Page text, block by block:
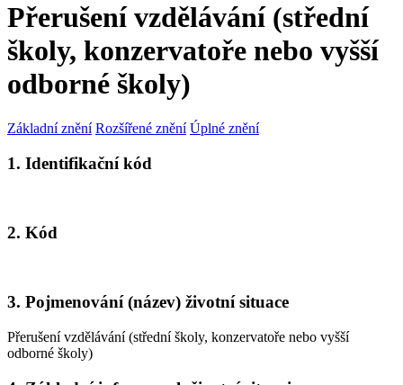
Přerušení vzdělávání (střední
školy, konzervatoře nebo vyšší
odborné školy)
Základní znění Rozšířené znění Úplné znění
1. Identifikační kód
2. Kód
3. Pojmenování (název) životní situace
Přerušení vzdělávání (střední školy, konzervatoře nebo vyšší
odborné školy)